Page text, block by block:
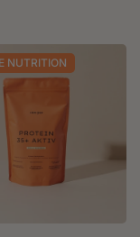
NUTRITION